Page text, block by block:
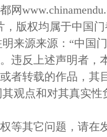
网
，版权均属于中国
来源来源：“中国
。违反上述声明者
者转载的作品，其
观点和对其真实
等其它问题，请在